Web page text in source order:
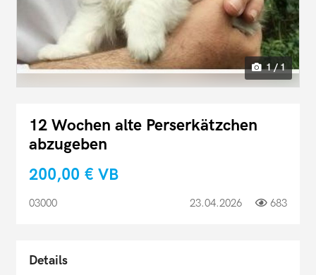
1 / 1
12 Wochen alte Perserkätzchen
abzugeben
200,00 € VB
03000 23.04.2026 683
Details